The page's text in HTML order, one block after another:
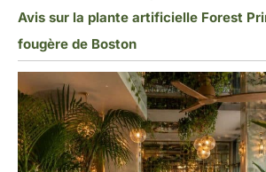
Avis sur la plante artificielle Forest
fougère de Boston